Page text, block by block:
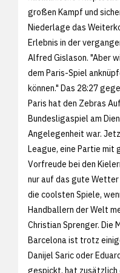
großen Kampf und
Niederlage das
Erlebnis in der
Alfred Gislason. "Aber
dem Paris-Spiel
können." Das 28:27
Paris hat den Zebras
Bundesligaspiel am
Angelegenheit war.
League, eine Partie mit
Vorfreude bei den
nur auf das gute Wetter
die coolsten Spiele,
Handballern der Welt
Christian Sprenger. Die
Barcelona ist trotz
Danijel Saric oder
gespickt, hat zusätzlich